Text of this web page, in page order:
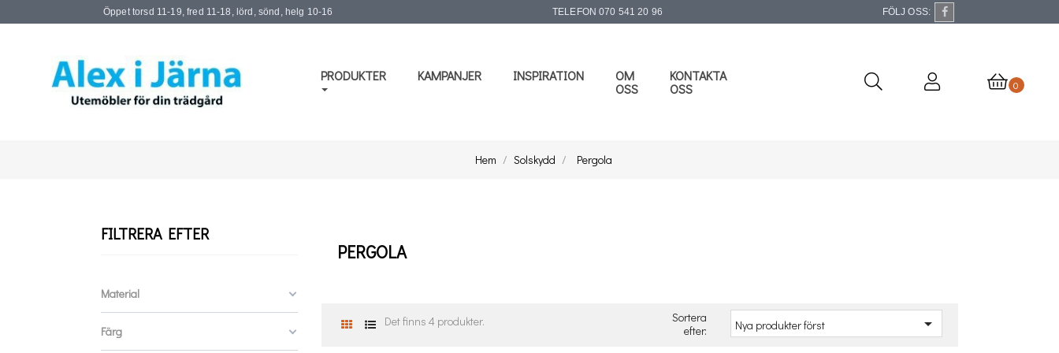
Öppet torsd 11-19, fred 11-18, lörd, sönd, helg 10-16 TELEFON 070 541 20 96 FÖLJ OSS:
PRODUKTER KAMPANJER INSPIRATION
OM
OSS
KONTAKTA
OSS
0
Hem Solskydd Pergola
FILTRERA EFTER
Material
Färg
PERGOLA
Det finns 4 produkter.
Sortera
efter:
Nya produkter först 